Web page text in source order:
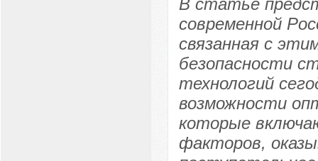
В статье
современной
связанная с
безопасности
технологий
возможности
которые
факторов,